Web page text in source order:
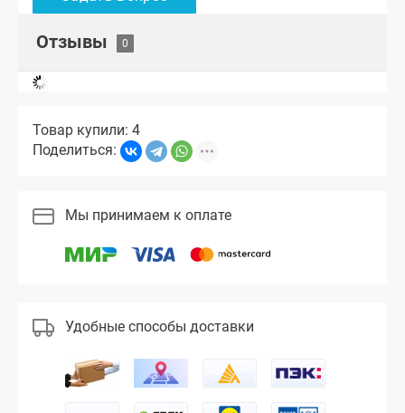
Отзывы
Товар купили: 4
Поделиться:
Мы принимаем к оплате
Удобные способы доставки